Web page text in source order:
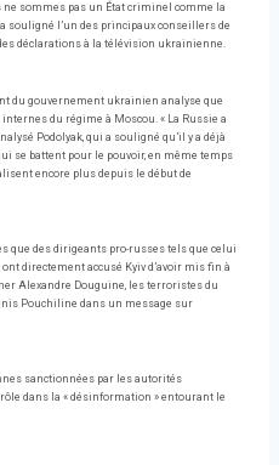
ne sommes pas un État criminel comme la
souligné l’un des principaux conseillers de
déclarations à la télévision ukrainienne.
du gouvernement ukrainien analyse que
du régime à Moscou. « La Russie a
Podolyak, qui a souligné qu’il y a déjà
se battent pour le pouvoir, en même temps
encore plus depuis le début de
que des dirigeants pro-russes tels que celui
​​directement accusé Kyiv d’avoir mis fin à
Alexandre Douguine, les terroristes du
Pouchiline dans un message sur
sanctionnées par les autorités
dans la « désinformation » entourant le